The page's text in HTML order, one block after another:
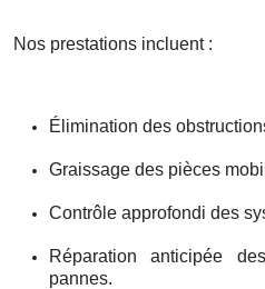
Nos prestations incluent :
Élimination des
Graissage des pièces
Contrôle approfondi des
Réparation anticipée
pannes.